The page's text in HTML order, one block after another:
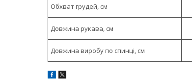
Обхват грудей, см
Довжина рукава, см
Довжина виробу по спинці, см